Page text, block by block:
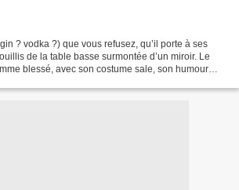
? vodka ?) que vous refusez, qu’il porte à ses
de la table basse surmontée d’un miroir. Le
blessé, avec son costume sale, son humour